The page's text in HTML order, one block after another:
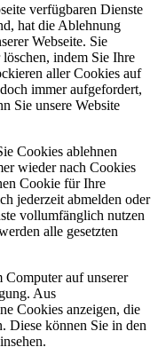
verfügbaren Dienste
hat die Ablehnung
Webseite. Sie
indem Sie Ihre
aller Cookies auf
immer aufgefordert,
Sie unsere Website
Cookies ablehnen
wieder nach Cookies
Cookie für Ihre
jederzeit abmelden oder
vollumfänglich nutzen
alle gesetzten
auf unserer
Aus
Cookies anzeigen, die
Diese können Sie in den